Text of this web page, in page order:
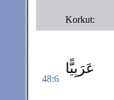
Korkut:
48:6
عَرَبِيًّا